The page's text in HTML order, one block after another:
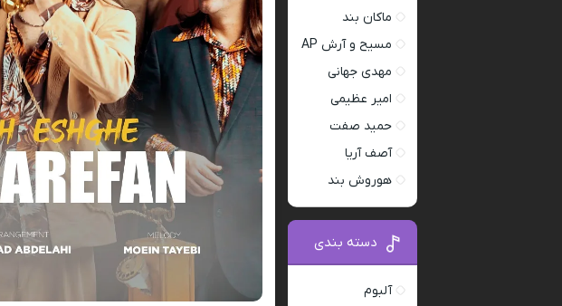
ماکان بند
مسیح و آرش AP
مهدی جهانی
امیر عظیمی
حمید صفت
آصف آریا
هوروش بند
دسته بندی
آلبوم